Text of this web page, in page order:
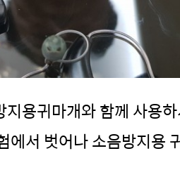
지용귀마개와 함께 사용
에서 벗어나 소음방지용